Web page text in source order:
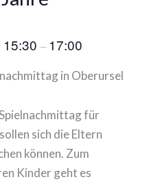
15:30– 17:00
in Oberursel
für
sich die Eltern
können. Zum
Kinder geht es